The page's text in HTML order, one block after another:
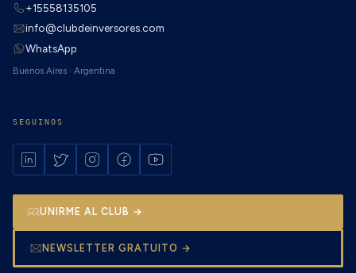
+15558135105
info@clubdeinversores.com
WhatsApp
Buenos Aires · Argentina
SEGUINOS
UNIRME AL CLUB →
NEWSLETTER GRATUITO →